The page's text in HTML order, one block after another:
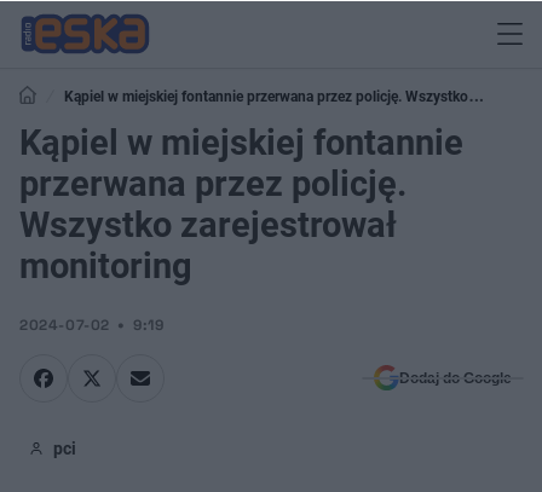
Kąpiel w miejskiej fontannie przerwana przez policję. Wszystko
zarejestrował monitoring
Kąpiel w miejskiej fontannie
przerwana przez policję.
Wszystko zarejestrował
monitoring
2024-07-02 9:19
Dodaj do Google
pci